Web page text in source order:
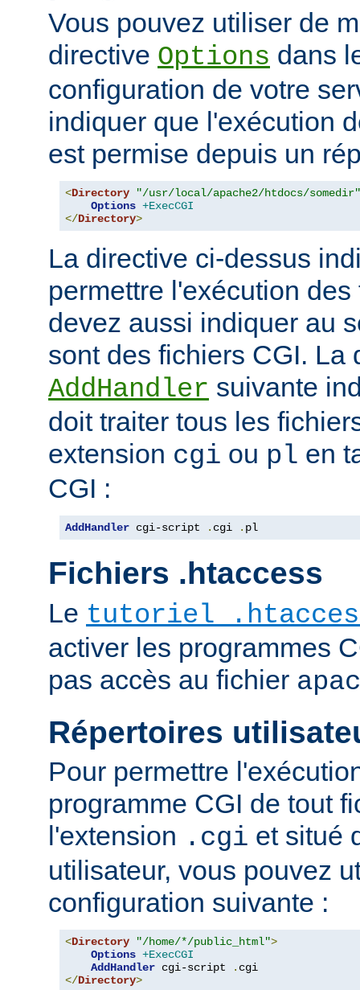
Vous pouvez utiliser de
directive Options dans
configuration de votre
indiquer que l'exécution
est permise depuis un
<Directory
"/usr/local/apache2/htdocs/somedir"
Options +ExecCGI
</Directory>
La directive ci-dessus
permettre l'exécution
devez aussi indiquer au
sont des fichiers CGI. La
AddHandler suivante
doit traiter tous les
extension cgi ou pl en
CGI :
AddHandler cgi-script . cgi . pl
Fichiers .htaccess
Le tutoriel
activer les programmes
pas accès au fichier
Répertoires
Pour permettre
programme CGI de tout
l'extension .cgi et situé
utilisateur, vous pouvez
configuration suivante :
<Directory "/home/*/public_html">
Options +ExecCGI
AddHandler cgi-script .
</Directory>